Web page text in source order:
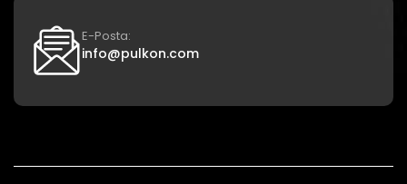
E-Posta:
info@pulkon.com